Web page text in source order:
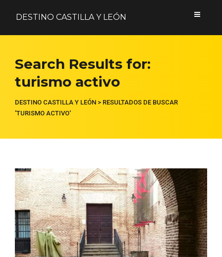
DESTINO CASTILLA Y LEÓN
Search Results for:
turismo activo
DESTINO CASTILLA Y LEÓN > RESULTADOS DE BUSCAR
'TURISMO ACTIVO'
Acceder
Nombre de usuario o correo electrónico
Formulario de acceso protegido porLogin Lockdown
Recuérdame
ACCEDER